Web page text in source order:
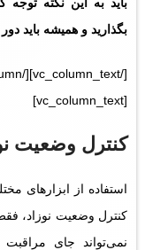
بگذارید و همیشه باید
[vc_column_text]
کنترل وضعیت
استفاده از ابزارهای
کنترل وضعیت نوزاد،
نمی‌تواند جای مراقبت